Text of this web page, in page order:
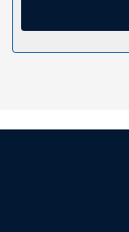
felszerelések és
Az ingatlanhoz
ingyenes